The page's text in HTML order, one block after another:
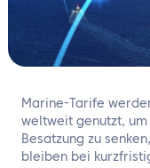
Marine-Tarife
weltweit genutzt,
Besatzung zu
bleiben bei